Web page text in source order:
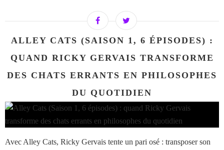
ALLEY CATS (SAISON 1, 6 ÉPISODES) :
QUAND RICKY GERVAIS TRANSFORME
DES CHATS ERRANTS EN PHILOSOPHES
DU QUOTIDIEN
Avec Alley Cats, Ricky Gervais tente un pari osé : transposer son